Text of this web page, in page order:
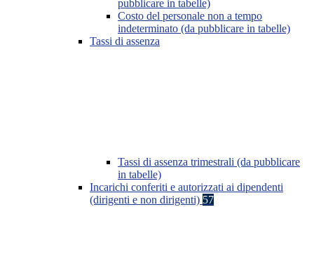
pubblicare in tabelle)
Costo del personale non a tempo
indeterminato (da pubblicare in tabelle)
Tassi di assenza
Tassi di assenza trimestrali (da pubblicare
in tabelle)
Incarichi conferiti e autorizzati ai dipendenti
(dirigenti e non dirigenti) 57